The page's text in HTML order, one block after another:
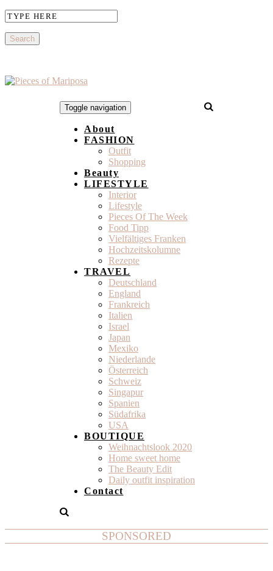
Toggle navigation
About
FASHION
Outfit
Shopping
Beauty
LIFESTYLE
Interior
Lifestyle
Pieces Of The Week
Food Tipp
Vielfältiges Franken
Hochzeitskolumne
Rezepte
TRAVEL
Deutschland
England
Frankreich
Italien
Israel
Japan
Mexiko
Niederlande
Österreich
Schweiz
Singapur
Spanien
Südafrika
USA
BOUTIQUE
Weihnachtslook 2020
Home sweet home
The Beauty Edit
Daily outfit inspiration
Contact
SPONSORED